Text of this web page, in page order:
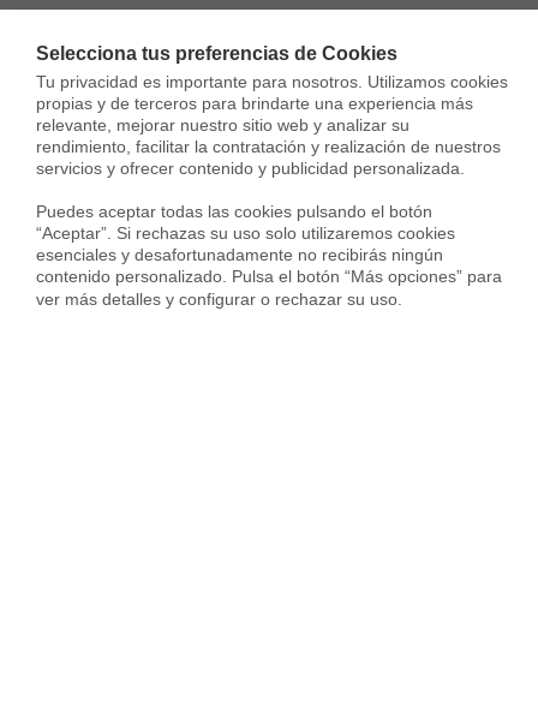
Selecciona tus preferencias de Cookies
Tu privacidad es importante para nosotros. Utilizamos cookies
propias y de terceros para brindarte una experiencia más
relevante, mejorar nuestro sitio web y analizar su
rendimiento, facilitar la contratación y realización de nuestros
servicios y ofrecer contenido y publicidad personalizada.
Puedes aceptar todas las cookies pulsando el botón
“Aceptar”. Si rechazas su uso solo utilizaremos cookies
esenciales y desafortunadamente no recibirás ningún
contenido personalizado. Pulsa el botón “Más opciones” para
ver más detalles y configurar o rechazar su uso.